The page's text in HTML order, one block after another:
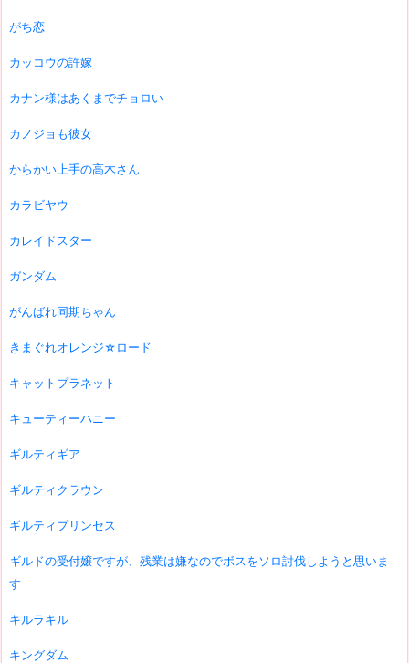
がち恋
カッコウの許嫁
カナン様はあくまでチョロい
カノジョも彼女
からかい上手の高木さん
カラビヤウ
カレイドスター
ガンダム
がんばれ同期ちゃん
きまぐれオレンジ☆ロード
キャットプラネット
キューティーハニー
ギルティギア
ギルティクラウン
ギルティプリンセス
ギルドの受付嬢ですが、残業は嫌なのでボスをソロ討伐しようと思いま
す
キルラキル
キングダム